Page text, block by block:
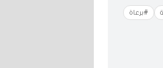
#برعاة